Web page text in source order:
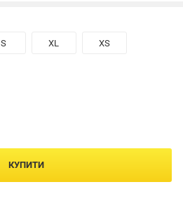
S XL XS
КУПИТИ